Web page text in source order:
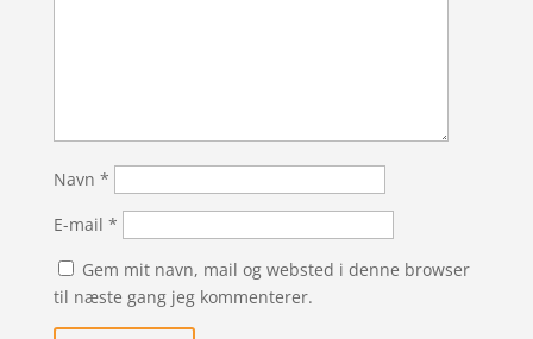
Navn *
E-mail *
Gem mit navn, mail og websted i denne browser
til næste gang jeg kommenterer.